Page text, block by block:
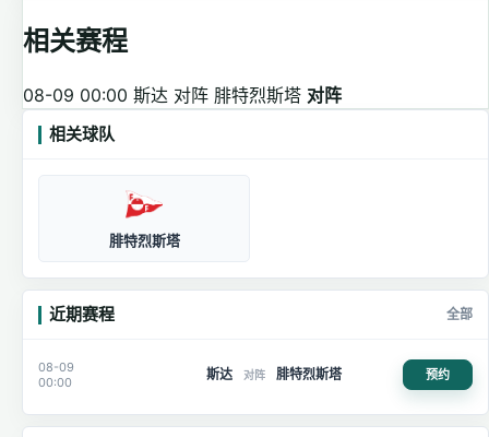
相关赛程
08-09 00:00 斯达 对阵 腓特烈斯塔 对阵
相关球队
腓特烈斯塔
近期赛程 全部
08-09
00:00
斯达 对阵 腓特烈斯塔 预约